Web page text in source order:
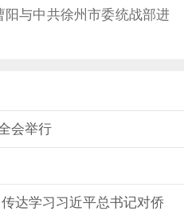
与中共徐州市委统战部进
会举行
达学习习近平总书记对侨